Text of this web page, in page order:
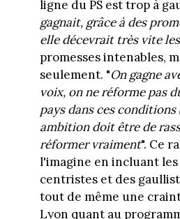
ligne du PS est trop à
gagnait, grâce à des
elle décevrait très vite
promesses intenables,
seulement. "On gagne
voix, on ne réforme pas
pays dans ces conditions
ambition doit être de
réformer vraiment". Ce
l'imagine en incluant les
centristes et des
tout de même une
Lyon quant au